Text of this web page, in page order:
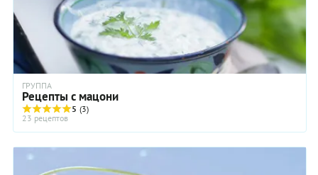
ГРУППА
Рецепты с мацони
5 (3)
23 рецептов